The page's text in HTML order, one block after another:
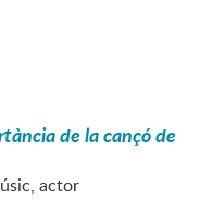
de la cançó de
actor